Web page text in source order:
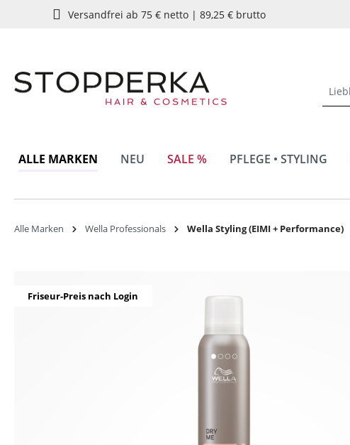
Zur Hauptnavigation springen
Versandfrei ab 75 € netto | 89,25 € brutto
ALLE MARKEN NEU SALE % PFLEGE • STYLING
Alle Marken Wella Professionals Wella Styling (EIMI + Performance)
Friseur-Preis nach Login